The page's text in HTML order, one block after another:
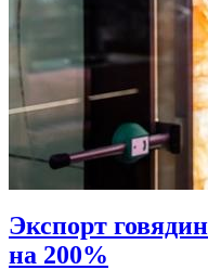
Экспорт
на 200%